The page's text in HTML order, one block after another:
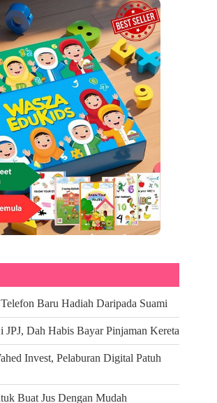
Baru Hadiah Daripada Suami
JPJ, Dah Habis Bayar Pinjaman Kereta
Invest, Pelaburan Digital Patuh
Buat Jus Dengan Mudah